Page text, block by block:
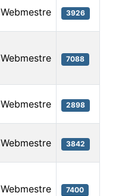
Webmestre 3926
Webmestre 7088
Webmestre 2898
Webmestre 3842
Webmestre 7400